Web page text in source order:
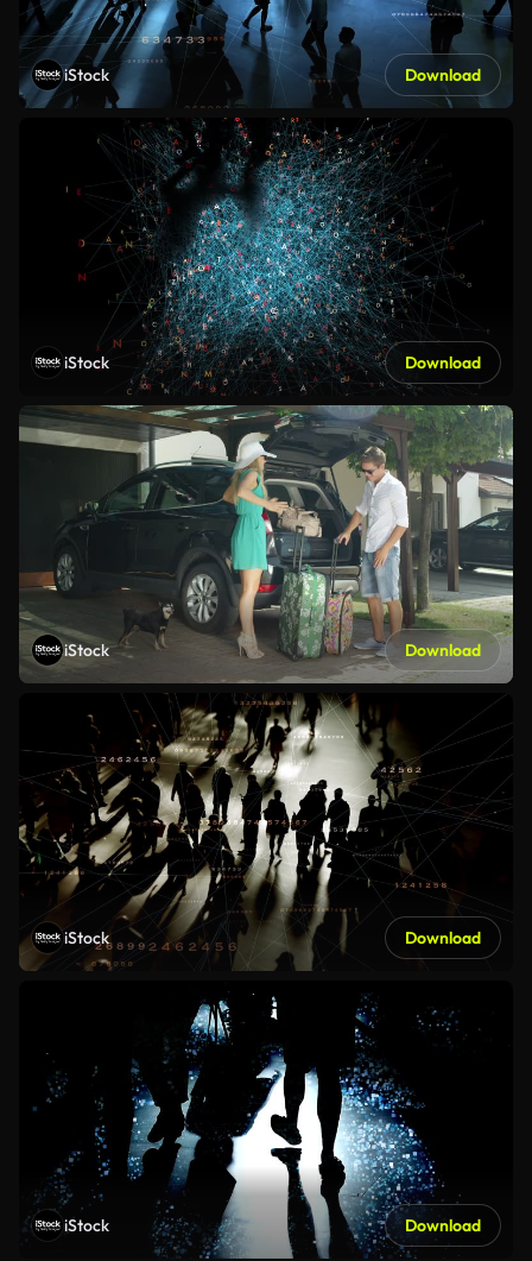
iStock Download
iStock Download
iStock Download
iStock Download
iStock Download